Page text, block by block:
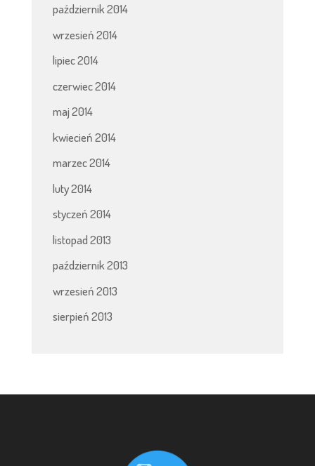
październik 2014
wrzesień 2014
lipiec 2014
czerwiec 2014
maj 2014
kwiecień 2014
marzec 2014
luty 2014
styczeń 2014
listopad 2013
październik 2013
wrzesień 2013
sierpień 2013